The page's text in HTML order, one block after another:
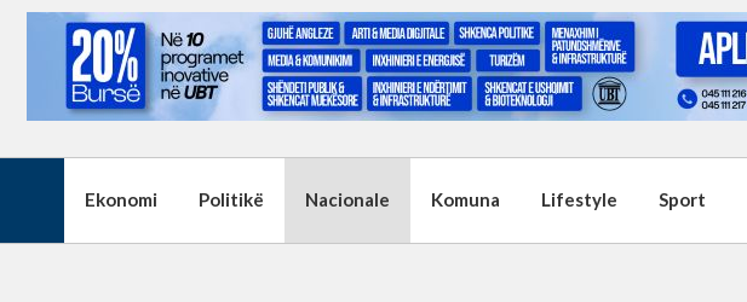
Ekonomi Politikë Nacionale Komuna Lifestyle Sport